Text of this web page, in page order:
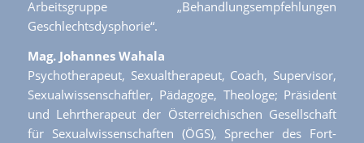
Arbeitsgruppe „Behandlungsempfehlungen
Geschlechtsdysphorie“.
Mag. Johannes Wahala
Psychotherapeut, Sexualtherapeut, Coach, Supervisor,
Sexualwissenschaftler, Pädagoge, Theologe; Präsident
und Lehrtherapeut der Österreichischen Gesellschaft
für Sexualwissenschaften (ÖGS), Sprecher des Fort-